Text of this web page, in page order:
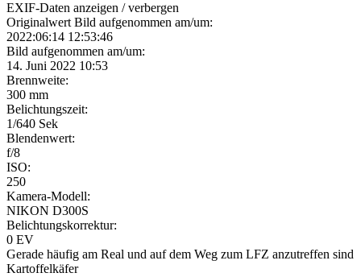
EXIF-Daten anzeigen / verbergen
Originalwert Bild aufgenommen am/um:
2022:06:14 12:53:46
Bild aufgenommen am/um:
14. Juni 2022 10:53
Brennweite:
300 mm
Belichtungszeit:
1/640 Sek
Blendenwert:
f/8
ISO:
250
Kamera-Modell:
NIKON D300S
Belichtungskorrektur:
0 EV
Gerade häufig am Real und auf dem Weg zum LFZ anzutreffen sind
Kartoffelkäfer